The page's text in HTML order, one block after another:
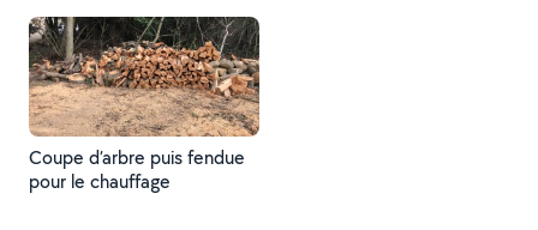
Coupe d’arbre puis fendue
pour le chauffage